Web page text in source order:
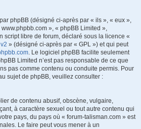
phpBB (désigné ci-après par « ils », « eux »,
», « phpBB Limited »,
script libre de forum, déclaré sous la licence «
» (désigné ci-après par « GPL ») et qui peut
. Le logiciel phpBB facilite seulement
Limited n’est pas responsable de ce que
pas comme contenu ou conduite permis. Pour
sujet de phpBB, veuillez consulter :
de contenu abusif, obscène, vulgaire,
à caractère sexuel ou tout autre contenu qui
pays, du pays où « forum-talisman.com » est
Le faire peut vous mener à un